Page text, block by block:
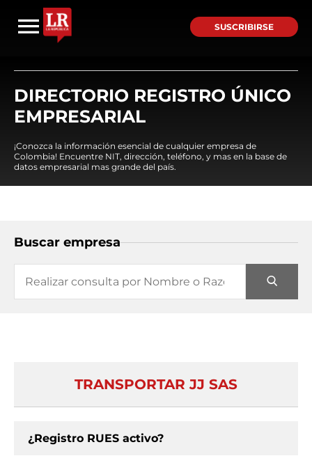
SUSCRIBIRSE
DIRECTORIO REGISTRO ÚNICO
EMPRESARIAL
¡Conozca la información esencial de cualquier empresa de
Colombia! Encuentre NIT, dirección, teléfono, y mas en la base de
datos empresarial mas grande del país.
Buscar empresa
TRANSPORTAR JJ SAS
¿Registro RUES activo?